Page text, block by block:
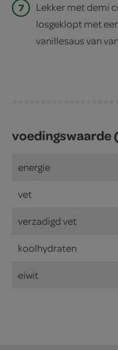
7
Lekker met demi
losgeklopt met
vanillesaus van
voedingswaarde
energie
vet
verzadigd vet
koolhydraten
eiwit